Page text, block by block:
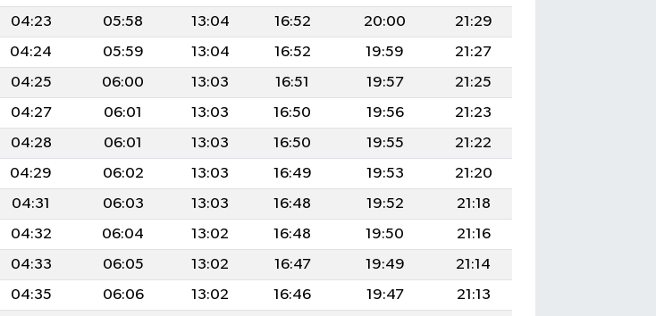
04:23 05:58 13:04 16:52 20:00
21:29
04:24 05:59 13:04 16:52 19:59
21:27
04:25 06:00 13:03 16:51 19:57
21:25
04:27 06:01 13:03 16:50 19:56
21:23
04:28 06:01 13:03 16:50 19:55
21:22
04:29 06:02 13:03 16:49 19:53
21:20
04:31 06:03 13:03 16:48 19:52
21:18
04:32 06:04 13:02 16:48 19:50
21:16
04:33 06:05 13:02 16:47 19:49
21:14
04:35 06:06 13:02 16:46 19:47
21:13